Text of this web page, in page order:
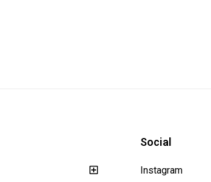
Social
Instagram